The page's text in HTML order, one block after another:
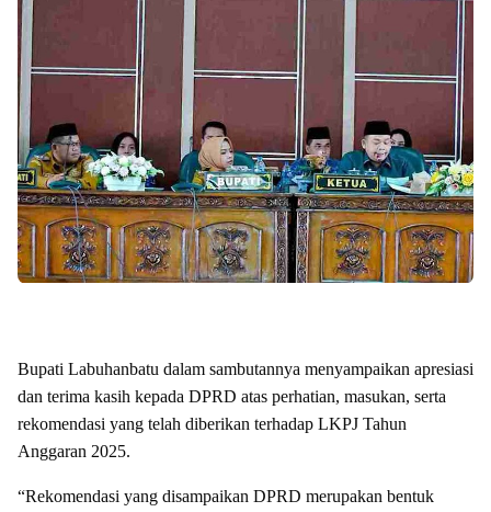
Bupati Labuhanbatu dalam sambutannya menyampaikan apresiasi
dan terima kasih kepada DPRD atas perhatian, masukan, serta
rekomendasi yang telah diberikan terhadap LKPJ Tahun
Anggaran 2025.
“Rekomendasi yang disampaikan DPRD merupakan bentuk